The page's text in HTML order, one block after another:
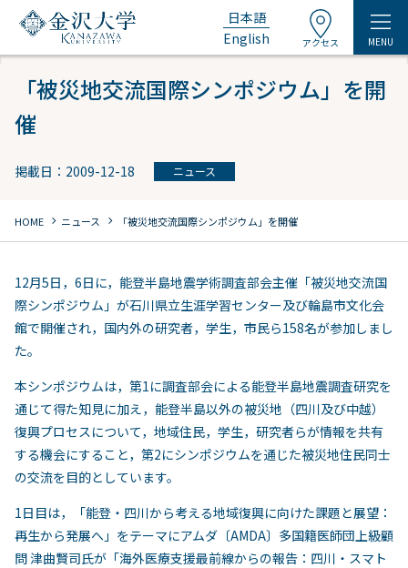
日本語
English
アクセス MENU
「被災地交流国際シンポジウム」を開
催
掲載日：2009-12-18 ニュース
HOME chevron_right ニュース chevron_right 「被災地交流国際シンポジウム」を開催
12月5日，6日に，能登半島地震学術調査部会主催「被災地交流国
際シンポジウム」が石川県立生涯学習センター及び輪島市文化会
館で開催され，国内外の研究者，学生，市民ら158名が参加しまし
た。
本シンポジウムは，第1に調査部会による能登半島地震調査研究を
通じて得た知見に加え，能登半島以外の被災地（四川及び中越）
復興プロセスについて，地域住民，学生，研究者らが情報を共有
する機会にすること，第2にシンポジウムを通じた被災地住民同士
の交流を目的としています。
1日目は，「能登・四川から考える地域復興に向けた課題と展望：
再生から発展へ」をテーマにアムダ〔AMDA〕多国籍医師団上級顧
問 津曲賢司氏が「海外医療支援最前線からの報告：四川・スマト